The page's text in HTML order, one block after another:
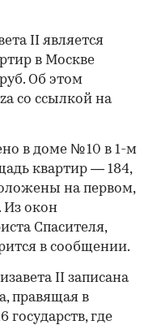
II является
в Москве
Об этом
со ссылкой на
в доме № 10 в 1-м
квартир — 184,
на первом,
Из окон
Спасителя,
в сообщении.
II записана
правящая в
государств, где